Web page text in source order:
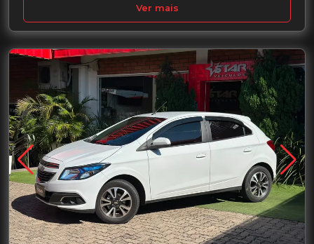
Ver mais
Garantia de 1 ano